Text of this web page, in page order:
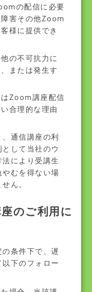
の配信に必要
害その他Zoom
様に提供でき
の不可抗力に
または発生す
Zoom講座配信
合理的な理由
通信講座の利
して当社のウ
により受講生
むを得ない場
ん。
のご利用に
条件下で、遅
下のフォロー